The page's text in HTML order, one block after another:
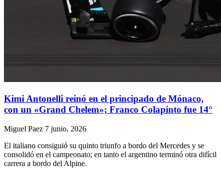
Kimi Antonelli reinó en el principado de Mónaco,
con un «Grand Chelem»; Franco Colapinto fue 14°
Miguel Paez 7 junio, 2026
El italiano consiguió su quinto triunfo a bordo del Mercedes y se
consolidó en el campeonato; en tanto el argentino terminó otra difícil
carrera a bordo del Alpine.